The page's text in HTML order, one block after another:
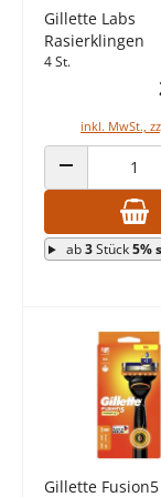
Gillette Labs
Rasierklingen
4 St.
inkl. MwSt.,
ANZAHL
ab3Stück5%
Gillette